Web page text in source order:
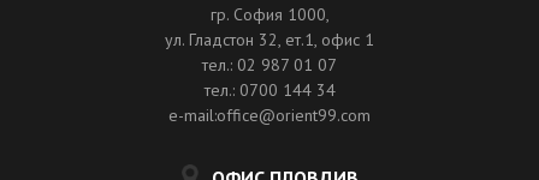
гр. София 1000,
ул. Гладстон 32, ет.1, офис 1
тел.: 02 987 01 07
тел.: 0700 144 34
e-mail:office@orient99.com